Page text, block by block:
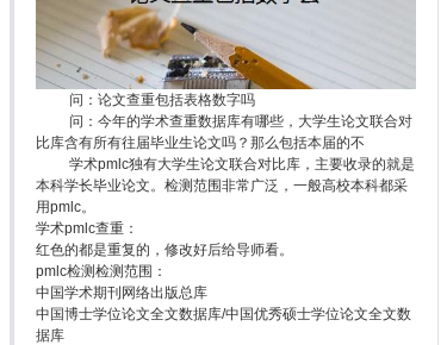
问：论文查重包括表格数字吗
问：今年的学术查重数据库有哪些，大学生论文联合对
比库含有所有往届毕业生论文吗？那么包括本届的不
学术pmlc独有大学生论文联合对比库，主要收录的就是
本科学长毕业论文。检测范围非常广泛，一般高校本科都采
用pmlc。
学术pmlc查重：
红色的都是重复的，修改好后给导师看。
pmlc检测检测范围：
中国学术期刊网络出版总库
中国博士学位论文全文数据库/中国优秀硕士学位论文全文数
据库